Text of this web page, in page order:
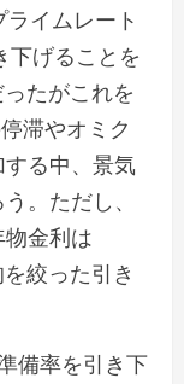
イムレート
下げることを
たがこれを
滞やオミク
る中、景気
。ただし、
金利は
絞った引き
備率を引き下